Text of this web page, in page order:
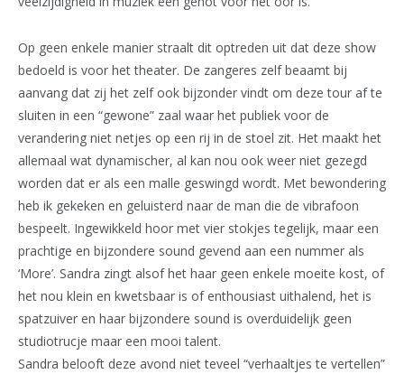
Op geen enkele manier straalt dit optreden uit dat deze show
bedoeld is voor het theater. De zangeres zelf beaamt bij
aanvang dat zij het zelf ook bijzonder vindt om deze tour af te
sluiten in een “gewone” zaal waar het publiek voor de
verandering niet netjes op een rij in de stoel zit. Het maakt het
allemaal wat dynamischer, al kan nou ook weer niet gezegd
worden dat er als een malle geswingd wordt. Met bewondering
heb ik gekeken en geluisterd naar de man die de vibrafoon
bespeelt. Ingewikkeld hoor met vier stokjes tegelijk, maar een
prachtige en bijzondere sound gevend aan een nummer als
‘More’. Sandra zingt alsof het haar geen enkele moeite kost, of
het nou klein en kwetsbaar is of enthousiast uithalend, het is
spatzuiver en haar bijzondere sound is overduidelijk geen
studiotrucje maar een mooi talent.
Sandra belooft deze avond niet teveel “verhaaltjes te vertellen”